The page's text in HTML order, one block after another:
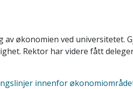
økonomien ved universitetet.
Rektor har videre fått
innenfor